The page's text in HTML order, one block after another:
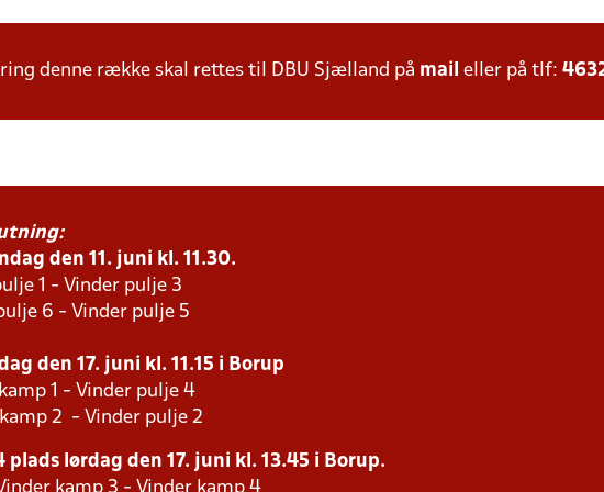
denne række skal rettes til DBU Sjælland på mail eller på tlf:
den 11. juni kl. 11.30.
1 - Vinder pulje 3
6 - Vinder pulje 5
den 17. juni kl. 11.15 i Borup
1 - Vinder pulje 4
2 - Vinder pulje 2
plads lørdag den 17. juni kl. 13.45 i Borup.
kamp 3 - Vinder kamp 4